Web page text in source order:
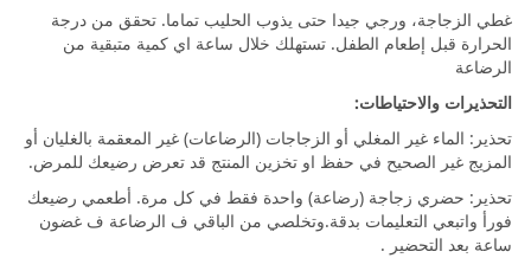
غطي الزجاجة، ورجي جيدا حتى يذوب الحليب تماما. تحقق من درجة
الحرارة قبل إطعام الطفل. تستهلك خلال ساعة اي كمية متبقية من
الرضاعة
التحذيرات والاحتياطات:
تحذير: الماء غير المغلي أو الزجاجات (الرضاعات) غير المعقمة بالغليان أو
المزيج غير الصحيح في حفظ او تخزين المنتج قد تعرض رضيعك للمرض.
تحذير: حضري زجاجة (رضاعة) واحدة فقط في كل مرة. أطعمي رضيعك
فورأ واتبعي التعليمات بدقة.وتخلصي من الباقي ف الرضاعة ف غضون
ساعة بعد التحضير .